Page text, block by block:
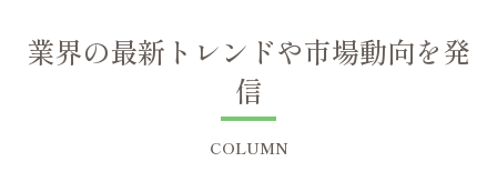
業界の最新トレンドや市場動向を発
信
COLUMN